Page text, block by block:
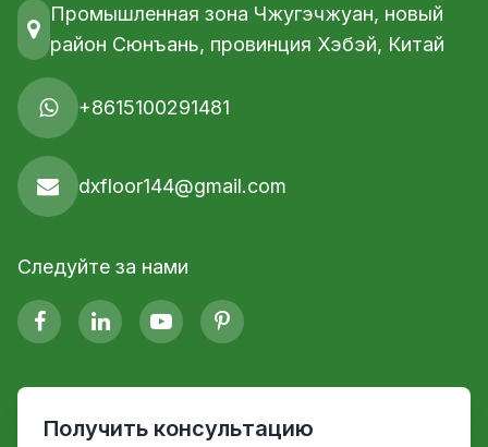
Промышленная зона Чжугэчжуан, новый
район Сюнъань, провинция Хэбэй, Китай
+8615100291481
dxfloor144@gmail.com
Следуйте за нами
Получить консультацию